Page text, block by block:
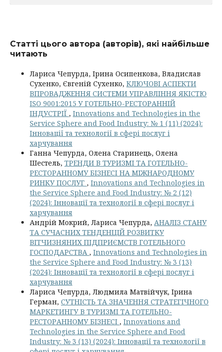
Статті цього автора (авторів), які найбільше
читають
Лариса Чепурда, Ірина Осипенкова, Владислав
Сухенко, Євгеній Сухенко, КЛЮЧОВІ АСПЕКТИ
ВПРОВАДЖЕННЯ СИСТЕМИ УПРАВЛІННЯ ЯКІСТЮ
ISO 9001:2015 У ГОТЕЛЬНО-РЕСТОРАННІЙ
ІНДУСТРІЇ , Innovations and Technologies in the
Service Sphere and Food Industry: № 1 (11) (2024):
Інновації та технології в сфері послуг і
харчування
Ганна Чепурда, Олена Старинець, Олена
Шестель, ТРЕНДИ В ТУРИЗМІ ТА ГОТЕЛЬНО-
РЕСТОРАННОМУ БІЗНЕСІ НА МІЖНАРОДНОМУ
РИНКУ ПОСЛУГ , Innovations and Technologies in
the Service Sphere and Food Industry: № 2 (12)
(2024): Інновації та технології в сфері послуг і
харчування
Андрій Мокрий, Лариса Чепурда, АНАЛІЗ СТАНУ
ТА СУЧАСНИХ ТЕНДЕНЦІЙ РОЗВИТКУ
ВІТЧИЗНЯНИХ ПІДПРИЄМСТВ ГОТЕЛЬНОГО
ГОСПОДАРСТВА , Innovations and Technologies in
the Service Sphere and Food Industry: № 3 (13)
(2024): Інновації та технології в сфері послуг і
харчування
Лариса Чепурда, Людмила Матвійчук, Ірина
Герман, СУТНІСТЬ ТА ЗНАЧЕННЯ СТРАТЕГІЧНОГО
МАРКЕТИНГУ В ТУРИЗМІ ТА ГОТЕЛЬНО-
РЕСТОРАННОМУ БІЗНЕСІ , Innovations and
Technologies in the Service Sphere and Food
Industry: № 3 (13) (2024): Інновації та технології в